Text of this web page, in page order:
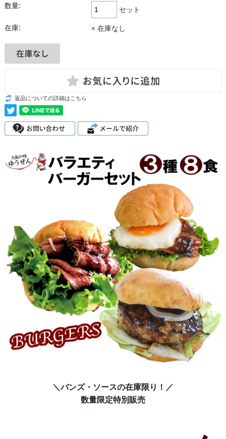
数量:
セット
在庫:
× 在庫なし
返品についての詳細はこちら
＼バンズ・ソースの在庫限り！／
数量限定特別販売